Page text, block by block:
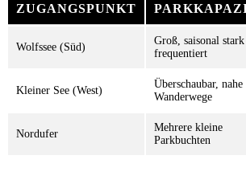
ZUGANGSPUNKT
Wolfssee (Süd)
Groß, saisonal stark
frequentiert
Kleiner See (West)
Überschaubar, nahe
Wanderwege
Nordufer
Mehrere kleine
Parkbuchten